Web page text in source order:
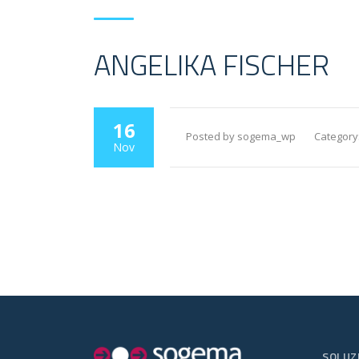
ANGELIKA FISCHER
16
Nov
Posted by sogema_wp Category: